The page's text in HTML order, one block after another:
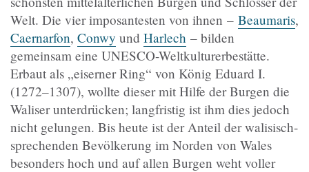
Welt. Die vier imposantesten von ihnen – Beaumaris,
Caernarfon, Conwy und Harlech – bilden
gemeinsam eine UNESCO-Weltkulturerbestätte.
Erbaut als „eiserner Ring“ von König Eduard I.
(1272–1307), wollte dieser mit Hilfe der Burgen die
Waliser unterdrücken; langfristig ist ihm dies jedoch
nicht gelungen. Bis heute ist der Anteil der walisisch-
sprechenden Bevölkerung im Norden von Wales
besonders hoch und auf allen Burgen weht voller